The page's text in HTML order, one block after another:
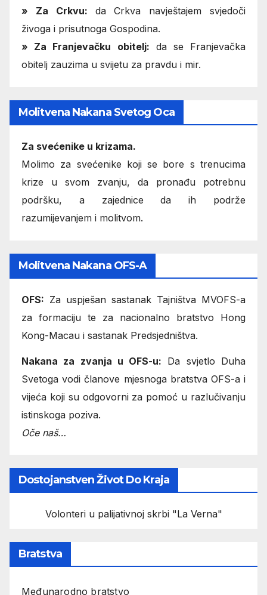
» Za Crkvu: da Crkva navještajem svjedoči
živoga i prisutnoga Gospodina.
» Za Franjevačku obitelj: da se Franjevačka
obitelj zauzima u svijetu za pravdu i mir.
Molitvena Nakana Svetog Oca
Za svećenike u krizama.
Molimo za svećenike koji se bore s trenucima
krize u svom zvanju, da pronađu potrebnu
podršku, a zajednice da ih podrže
razumijevanjem i molitvom.
Molitvena Nakana OFS-A
OFS: Za uspješan sastanak Tajništva MVOFS-a
za formaciju te za nacionalno bratstvo Hong
Kong-Macau i sastanak Predsjedništva.
Nakana za zvanja u OFS-u: Da svjetlo Duha
Svetoga vodi članove mjesnoga bratstva OFS-a i
vijeća koji su odgovorni za pomoć u razlučivanju
istinskoga poziva.
Oče naš…
Dostojanstven Život Do Kraja
Volonteri u palijativnoj skrbi "La Verna"
Bratstva
Međunarodno bratstvo